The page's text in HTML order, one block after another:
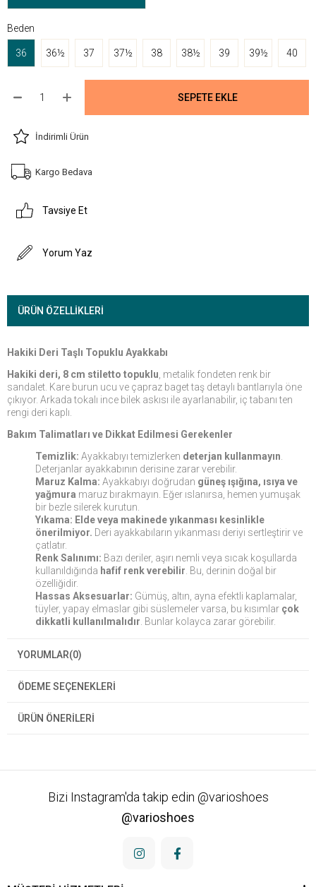
Beden
36 36½ 37 37½ 38 38½ 39 39½ 40
İndirimli Ürün
Kargo Bedava
Tavsiye Et
Yorum Yaz
ÜRÜN ÖZELLIKLERI
Hakiki Deri Taşlı Topuklu Ayakkabı
Hakiki deri, 8 cm stiletto topuklu , metalik fondeten renk bir
sandalet. Kare burun ucu ve çapraz baget taş detaylı bantlarıyla öne
çıkıyor. Arkada tokalı ince bilek askısı ile ayarlanabilir, iç tabanı ten
rengi deri kaplı.
Bakım Talimatları ve Dikkat Edilmesi Gerekenler
Temizlik: Ayakkabıyı temizlerken deterjan kullanmayın
Deterjanlar ayakkabının derisine zarar verebilir.
Maruz Kalma: Ayakkabıyı doğrudan güneş ışığına, ısıya ve
yağmura maruz bırakmayın. Eğer ıslanırsa, hemen yumuşak
bir bezle silerek kurutun.
Yıkama: Elde veya makinede yıkanması kesinlikle
önerilmiyor. Deri ayakkabıların yıkanması deriyi sertleştirir ve
çatlatır.
Renk Salınımı: Bazı deriler, aşırı nemli veya sıcak koşullarda
kullanıldığında hafif renk verebilir . Bu, derinin doğal bir
özelliğidir.
Hassas Aksesuarlar: Gümüş, altın, ayna efektli kaplamalar,
tüyler, yapay elmaslar gibi süslemeler varsa, bu kısımlar çok
dikkatli kullanılmalıdır . Bunlar kolayca zarar görebilir.
YORUMLAR(0)
ÖDEME SEÇENEKLERI
ÜRÜN ÖNERILERI
Bizi Instagram'da takip edin @varioshoes
@varioshoes